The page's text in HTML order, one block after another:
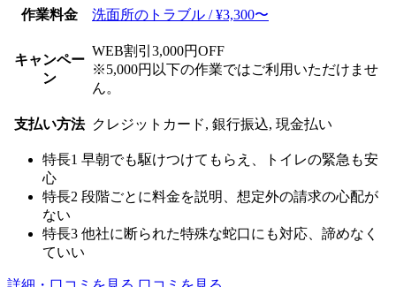
作業料金 洗面所のトラブル / ¥3,300〜
キャンペー
ン
WEB割引3,000円OFF
※5,000円以下の作業ではご利用いただけませ
ん。
支払い方法 クレジットカード, 銀行振込, 現金払い
特長1 早朝でも駆けつけてもらえ、トイレの緊急も安
心
特長2 段階ごとに料金を説明、想定外の請求の心配が
ない
特長3 他社に断られた特殊な蛇口にも対応、諦めなく
ていい